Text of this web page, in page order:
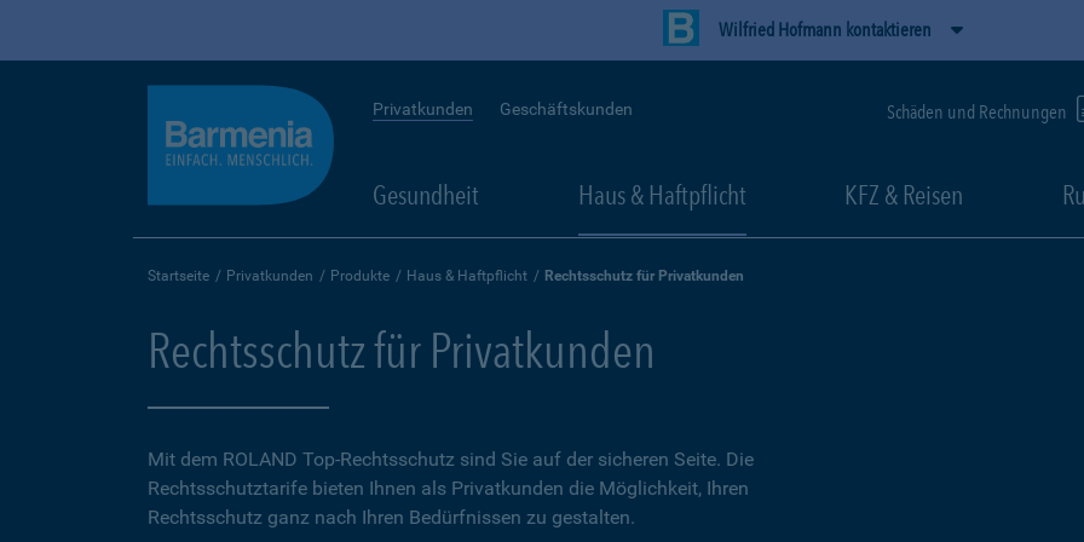
Wilfried Hofmann kontaktieren
Privatkunden Geschäftskunden Schäden und Rechnungen
Gesundheit Haus & Haftpflicht KFZ & Reisen
Startseite Privatkunden Produkte Haus & Haftpflicht Rechtsschutz für Privatkunden
Rechtsschutz für Privatkunden
Mit dem ROLAND Top-Rechtsschutz sind Sie auf der sicheren Seite. Die
Rechtsschutztarife bieten Ihnen als Privatkunden die Möglichkeit, Ihren
Rechtsschutz ganz nach Ihren Bedürfnissen zu gestalten.